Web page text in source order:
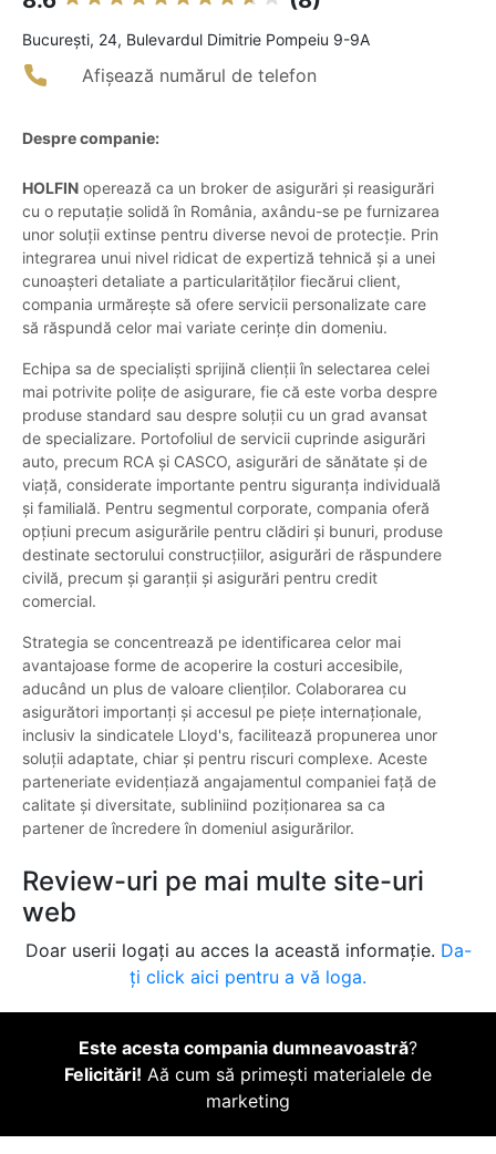
Bucureşti, 24, Bulevardul Dimitrie Pompeiu 9-9A
Afișează numărul de telefon
Despre companie:
HOLFIN operează ca un broker de asigurări și reasigurări
cu o reputație solidă în România, axându-se pe furnizarea
unor soluții extinse pentru diverse nevoi de protecție. Prin
integrarea unui nivel ridicat de expertiză tehnică și a unei
cunoașteri detaliate a particularităților fiecărui client,
compania urmărește să ofere servicii personalizate care
să răspundă celor mai variate cerințe din domeniu.
Echipa sa de specialiști sprijină clienții în selectarea celei
mai potrivite polițe de asigurare, fie că este vorba despre
produse standard sau despre soluții cu un grad avansat
de specializare. Portofoliul de servicii cuprinde asigurări
auto, precum RCA și CASCO, asigurări de sănătate și de
viață, considerate importante pentru siguranța individuală
și familială. Pentru segmentul corporate, compania oferă
opțiuni precum asigurările pentru clădiri și bunuri, produse
destinate sectorului construcțiilor, asigurări de răspundere
civilă, precum și garanții și asigurări pentru credit
comercial.
Strategia se concentrează pe identificarea celor mai
avantajoase forme de acoperire la costuri accesibile,
aducând un plus de valoare clienților. Colaborarea cu
asigurători importanți și accesul pe piețe internaționale,
inclusiv la sindicatele Lloyd's, facilitează propunerea unor
soluții adaptate, chiar și pentru riscuri complexe. Aceste
parteneriate evidențiază angajamentul companiei față de
calitate și diversitate, subliniind poziționarea sa ca
partener de încredere în domeniul asigurărilor.
Review-uri pe mai multe site-uri
web
Doar userii logați au acces la această informație. Da-
ți click aici pentru a vă loga.
Este acesta compania dumneavoastră?
Felicitări! Aă cum să primești materialele de
marketing